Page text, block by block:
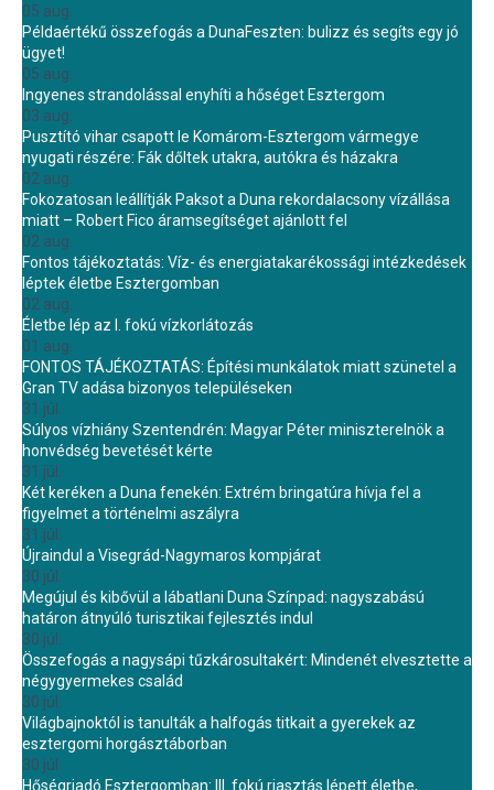
05 aug.
Példaértékű összefogás a DunaFeszten: bulizz és segíts egy jó
ügyet!
05 aug.
Ingyenes strandolással enyhíti a hőséget Esztergom
03 aug.
Pusztító vihar csapott le Komárom-Esztergom vármegye
nyugati részére: Fák dőltek utakra, autókra és házakra
02 aug.
Fokozatosan leállítják Paksot a Duna rekordalacsony vízállása
miatt – Robert Fico áramsegítséget ajánlott fel
02 aug.
Fontos tájékoztatás: Víz- és energiatakarékossági intézkedések
léptek életbe Esztergomban
02 aug.
Életbe lép az I. fokú vízkorlátozás
01 aug.
FONTOS TÁJÉKOZTATÁS: Építési munkálatok miatt szünetel a
Gran TV adása bizonyos településeken
31 júl.
Súlyos vízhiány Szentendrén: Magyar Péter miniszterelnök a
honvédség bevetését kérte
31 júl.
Két keréken a Duna fenekén: Extrém bringatúra hívja fel a
figyelmet a történelmi aszályra
31 júl.
Újraindul a Visegrád-Nagymaros kompjárat
30 júl.
Megújul és kibővül a lábatlani Duna Színpad: nagyszabású
határon átnyúló turisztikai fejlesztés indul
30 júl.
Összefogás a nagysápi tűzkárosultakért: Mindenét elvesztette a
négygyermekes család
30 júl.
Világbajnoktól is tanulták a halfogás titkait a gyerekek az
esztergomi horgásztáborban
30 júl.
Hőségriadó Esztergomban: III. fokú riasztás lépett életbe,